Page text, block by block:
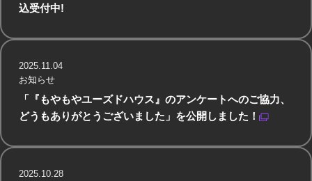
込受付中!
「『もやもやユーズドハウス』のアンケートへのご協力、
どうもありがとうございました」を公開しました！
2025.11.04
お知らせ
2025.10.28